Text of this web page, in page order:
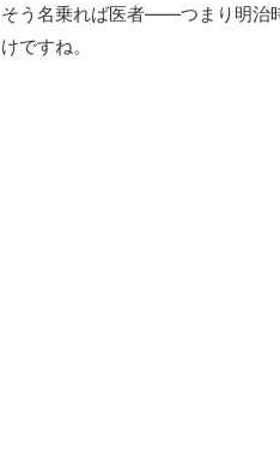
そう名乗れば医者――つまり明治
けですね。